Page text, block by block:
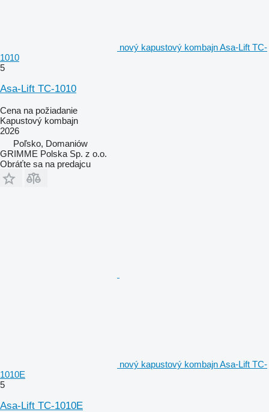
nový kapustový kombajn Asa-Lift TC-
1010
5
Asa-Lift TC-1010
Cena na požiadanie
Kapustový kombajn
2026
Poľsko, Domaniów
GRIMME Polska Sp. z o.o.
Obráťte sa na predajcu
nový kapustový kombajn Asa-Lift TC-
1010E
5
Asa-Lift TC-1010E